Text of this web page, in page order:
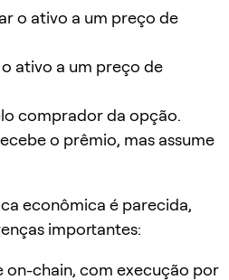
o ativo a um preço de
ativo a um preço de
comprador da opção.
o prêmio, mas assume
econômica é parecida,
importantes:
on-chain, com execução por